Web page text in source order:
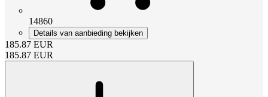
14860
Details van aanbieding bekijken
185.87 EUR
185.87 EUR